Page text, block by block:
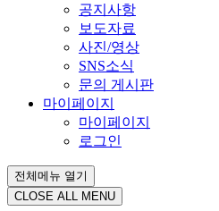
공지사항
보도자료
사진/영상
SNS소식
문의 게시판
마이페이지
마이페이지
로그인
전체메뉴 열기
CLOSE ALL MENU